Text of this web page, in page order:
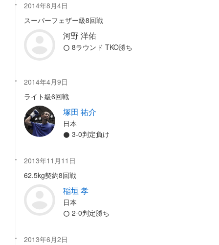
2014年8月4日
スーパーフェザー級8回戦
河野 洋佑
8ラウンド TKO勝ち
2014年4月9日
ライト級6回戦
塚田 祐介
日本
3-0判定負け
2013年11月11日
62.5kg契約8回戦
稲垣 孝
日本
2-0判定勝ち
2013年6月2日